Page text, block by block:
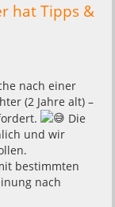
hat Tipps &
nach einer
(2 Jahre alt) –
Die
und wir
bestimmten
nach